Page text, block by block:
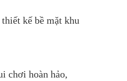
kế bề mặt khu
chơi hoàn hảo,